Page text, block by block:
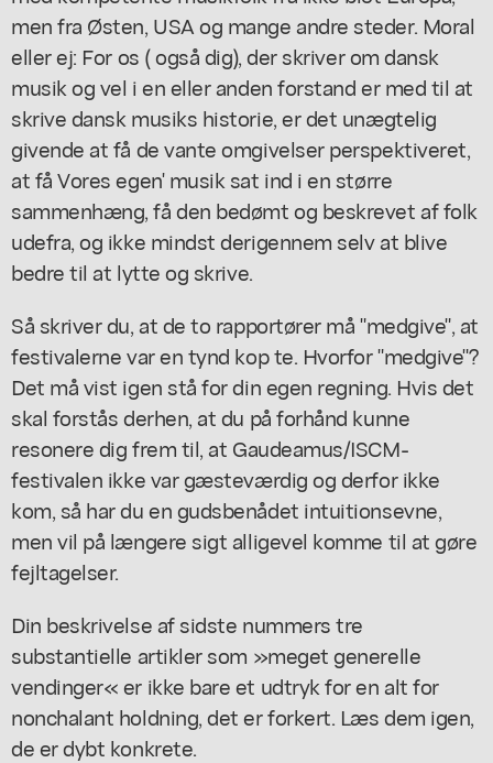
men fra Østen, USA og mange andre steder. Moral
eller ej: For os ( også dig), der skriver om dansk
musik og vel i en eller anden forstand er med til at
skrive dansk musiks historie, er det unægtelig
givende at få de vante omgivelser perspektiveret,
at få Vores egen' musik sat ind i en større
sammenhæng, få den bedømt og beskrevet af folk
udefra, og ikke mindst derigennem selv at blive
bedre til at lytte og skrive.
Så skriver du, at de to rapportører må "medgive", at
festivalerne var en tynd kop te. Hvorfor "medgive"?
Det må vist igen stå for din egen regning. Hvis det
skal forstås derhen, at du på forhånd kunne
resonere dig frem til, at Gaudeamus/ISCM-
festivalen ikke var gæsteværdig og derfor ikke
kom, så har du en gudsbenådet intuitionsevne,
men vil på længere sigt alligevel komme til at gøre
fejltagelser.
Din beskrivelse af sidste nummers tre
substantielle artikler som »meget generelle
vendinger« er ikke bare et udtryk for en alt for
nonchalant holdning, det er forkert. Læs dem igen,
de er dybt konkrete.